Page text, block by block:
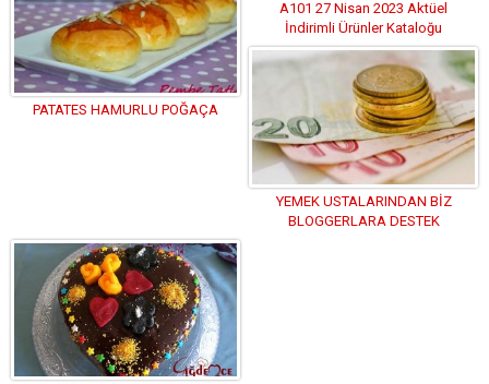
PATATES HAMURLU POĞAÇA
A101 27 Nisan 2023 Aktüel
İndirimli Ürünler Kataloğu
YEMEK USTALARINDAN BİZ
BLOGGERLARA DESTEK